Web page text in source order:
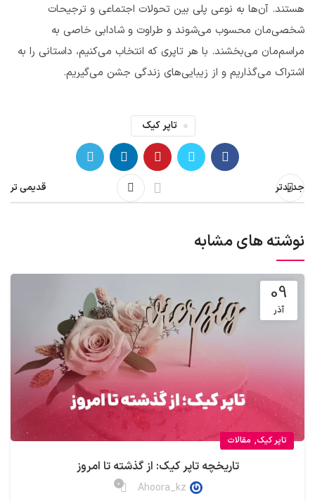
هستند. آن‌ها به نوعی پلی بین تحولات اجتماعی و ترجیحات
شخصی‌مان محسوب می‌شوند و طراوت و شادابی خاصی به
مراسم‌مان می‌بخشند. با هر تاپری که انتخاب می‌کنیم، داستانی را به
اشتراک می‌گذاریم و از زیبایی‌های زندگی جشن می‌گیریم.
تاپر کیک
جدیدتر قدیمی تر
نوشته های مشابه
09
آذر
تاپر کیک, مقالات
تاریخچه تاپر کیک: از گذشته تا امروز
Ahoora_kz
0